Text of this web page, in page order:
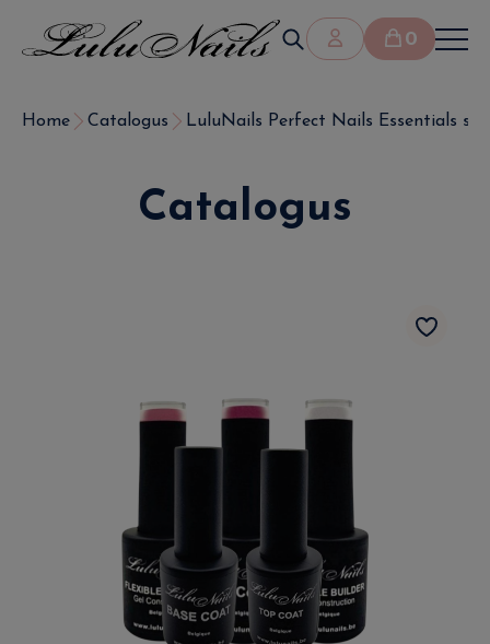
0
Home Catalogus LuluNails Perfect Nails Essentials set
Catalogus